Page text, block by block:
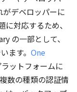
がデベロッパーに
に対応するため、
の一部として、
ます。 One
ットフォームに
数の種類の認証情